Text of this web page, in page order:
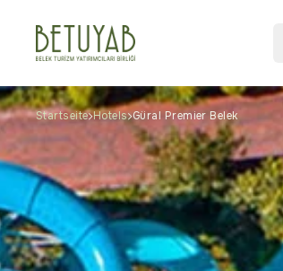
Startseite Hotels Güral Premier Belek